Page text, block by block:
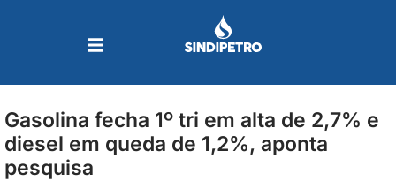
Gasolina fecha 1º tri em alta de 2,7% e
diesel em queda de 1,2%, aponta
pesquisa